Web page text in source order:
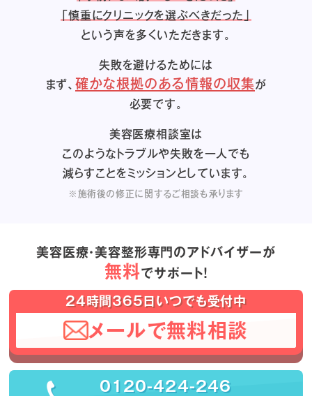
「慎重にクリニックを選ぶべきだった」
という声を多くいただきます。
失敗を避けるためには
まず、確かな根拠のある情報の収集が
必要です。
美容医療相談室は
このようなトラブルや失敗を一人でも
減らすことをミッションとしています。
※施術後の修正に関するご相談も承ります
美容医療・美容整形専門のアドバイザーが
無料でサポート！
24時間365日いつでも受付中
メールで無料相談
0120-424-246